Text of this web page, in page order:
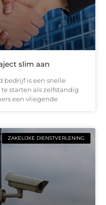
slim aan
bedrijf is een snelle
starten als zelfstandig
een vliegende
ZAKELIJKE DIENSTVERLENING